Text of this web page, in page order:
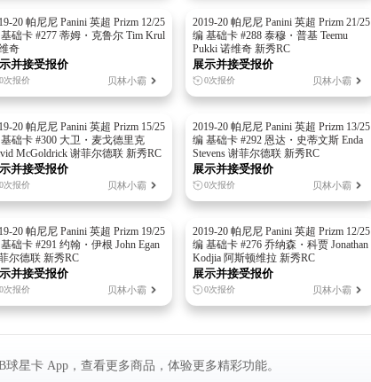
20 帕尼尼 Panini 英超 Prizm 12/25
础卡 #277 蒂姆・克鲁尔 Tim Krul
奇
并接受报价
0次报价 贝林小霸
2019-20 帕尼尼 Panini 英超 Prizm 21/25
编 基础卡 #288 泰穆・普基 Teemu
Pukki 诺维奇 新秀RC
展示并接受报价
0次报价 贝林小霸
20 帕尼尼 Panini 英超 Prizm 15/25
础卡 #300 大卫・麦戈德里克
McGoldrick 谢菲尔德联 新秀RC
并接受报价
0次报价 贝林小霸
2019-20 帕尼尼 Panini 英超 Prizm 13/25
编 基础卡 #292 恩达・史蒂文斯 Enda
Stevens 谢菲尔德联 新秀RC
展示并接受报价
0次报价 贝林小霸
20 帕尼尼 Panini 英超 Prizm 19/25
础卡 #291 约翰・伊根 John Egan
尔德联 新秀RC
并接受报价
0次报价 贝林小霸
2019-20 帕尼尼 Panini 英超 Prizm 12/25
编 基础卡 #276 乔纳森・科贾 Jonathan
Kodjia 阿斯顿维拉 新秀RC
展示并接受报价
0次报价 贝林小霸
星卡 App，查看更多商品，体验更多精彩功能。